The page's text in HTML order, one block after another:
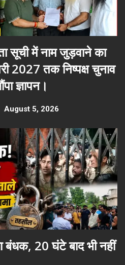
सूची में नाम जुड़वाने का
2027 तक निष्पक्ष चुनाव
ज्ञापन।
August 5, 2026
बंधक, 20 घंटे बाद भी नहीं